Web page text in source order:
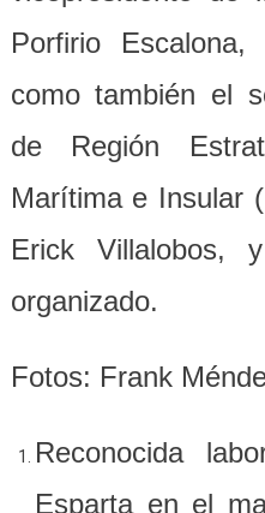
Porfirio
como también el
de Región
Marítima e Insular
Erick Villalobos,
organizado.
Fotos: Frank
Reconocida
Esparta en el